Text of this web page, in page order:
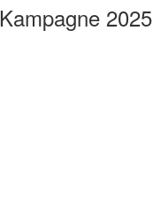
Kampagne 2025